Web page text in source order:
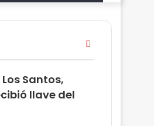
por
Cerrar
Santos,
llave del